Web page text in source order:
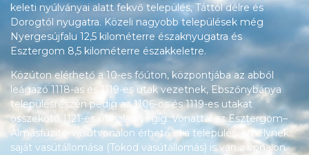
keleti nyúlványai alatt fekvő település, Táttól délre és
Dorogtól nyugatra. Közeli nagyobb települések még
Nyergesújfalu 12,5 kilométerre északnyugatra és
Esztergom 8,5 kilométerre északkeletre.
Közúton elérhető a 10-es főúton, központjába az abból
leágazó 1118-as és 1119-es utak vezetnek, Ebszőnybánya
településrészén pedig az 1106-os és 1119-es utakat
összekötő 1121-es út halad végig. Vonattal az Esztergom–
Almásfüzitő-vasútvonalon érhető el a település, amelynek
saját vasútállomása (Tokod vasútállomás) is van a vonalon.